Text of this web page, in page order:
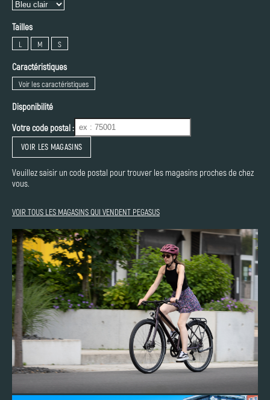
Tailles
L M S
Caractéristiques
Voir les caractéristiques
Disponibilité
Votre code postal :
VOIR LES MAGASINS
Veuillez saisir un code postal pour trouver les magasins proches de chez
vous.
VOIR TOUS LES MAGASINS QUI VENDENT PEGASUS